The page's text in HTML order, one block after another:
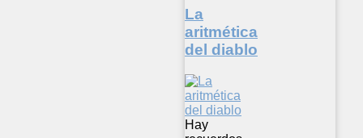
La
aritmética
del diablo
Hay